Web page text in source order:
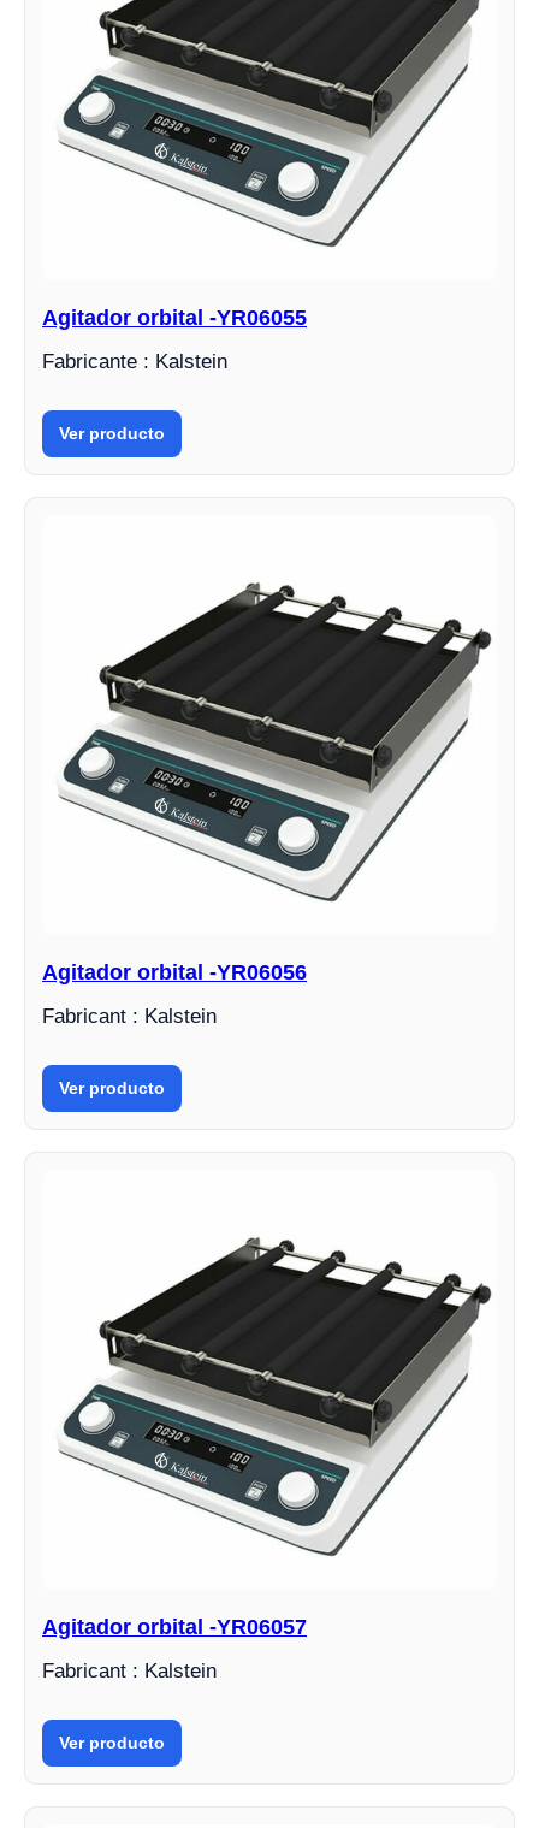
Agitador orbital -YR06055
Fabricante : Kalstein
Ver producto
Agitador orbital -YR06056
Fabricant : Kalstein
Ver producto
Agitador orbital -YR06057
Fabricant : Kalstein
Ver producto